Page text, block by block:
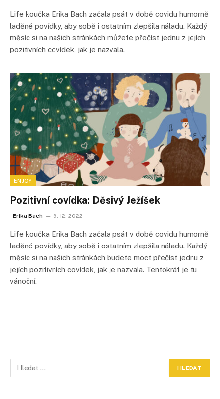
Life koučka Erika Bach začala psát v době covidu humorně
laděné povídky, aby sobě i ostatním zlepšila náladu. Každý
měsíc si na našich stránkách můžete přečíst jednu z jejích
pozitivních covídek, jak je nazvala.
ENJOY
Pozitivní covídka: Děsivý Ježíšek
Erika Bach 9. 12. 2022
Life koučka Erika Bach začala psát v době covidu humorně
laděné povídky, aby sobě i ostatním zlepšila náladu. Každý
měsíc si na našich stránkách budete moct přečíst jednu z
jejích pozitivních covídek, jak je nazvala. Tentokrát je tu
vánoční.